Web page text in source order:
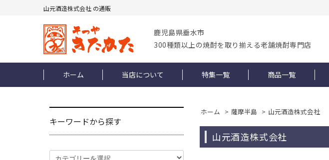
山元酒造株式会社 の通販
鹿児島県垂水市
300種類以上の焼酎を取り揃える老舗焼酎専門店
ホーム 当店について 特集一覧 商品一覧
ホーム > 薩摩半島 > 山元酒造株式会社
山元酒造株式会社
キーワードから探す